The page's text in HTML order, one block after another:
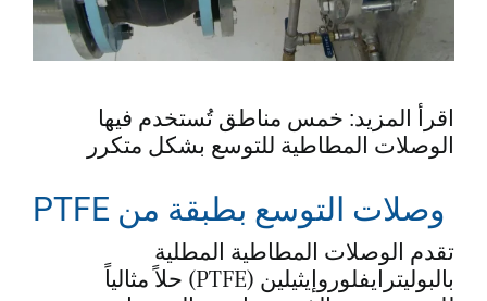
اقرأ المزيد: خمس مناطق تُستخدم فيها
الوصلات المطاطية للتوسع بشكل متكرر
وصلات التوسع بطبقة من PTFE
تقدم الوصلات المطاطية المطلية
بالبوليترايفلوروإيثيلين (PTFE) حلاً مثالياً